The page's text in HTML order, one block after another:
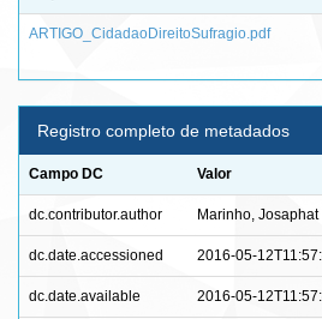
ARTIGO_CidadaoDireitoSufragio.pdf
Registro completo de metadados
Campo DC Valor
dc.contributor.author Marinho, Josaphat
dc.date.accessioned 2016-05-
dc.date.available 2016-05-